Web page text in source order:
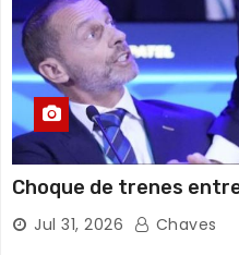
Choque de trenes entre
Jul 31, 2026 Chaves